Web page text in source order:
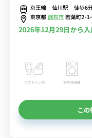
など生活家電のあるお部
京王線 仙川駅 徒歩6
東京都調布市若葉町2-
2026年12月29日から
バストイレ別 室内洗濯機
こ